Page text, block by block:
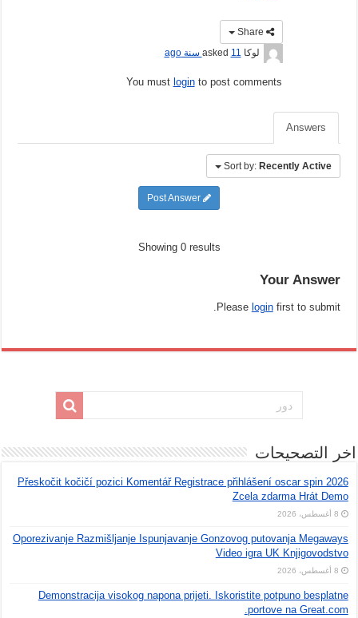
لوكا 11 سنة ago
You must loginto post comments
Answers
Sort by: Recently Active
Showing 0 results
Your Answer
Please loginfirst to submit.
اخر التصحيحات
Přeskočit kočičí pozici Komentář Registrace přihlášení oscar spin 2026
Zcela zdarma Hrát Demo
8 أغسطس، 2026
Oporezivanje Razmišljanje Ispunjavanje Gonzovog putovanja Megaways
Video igra UK Knjigovodstvo
8 أغسطس، 2026
Demonstracija visokog napona prijeti. Iskoristite potpuno besplatne
portove na Great.com.